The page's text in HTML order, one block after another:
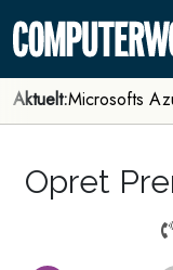
Aktuelt:Microsofts
Opret